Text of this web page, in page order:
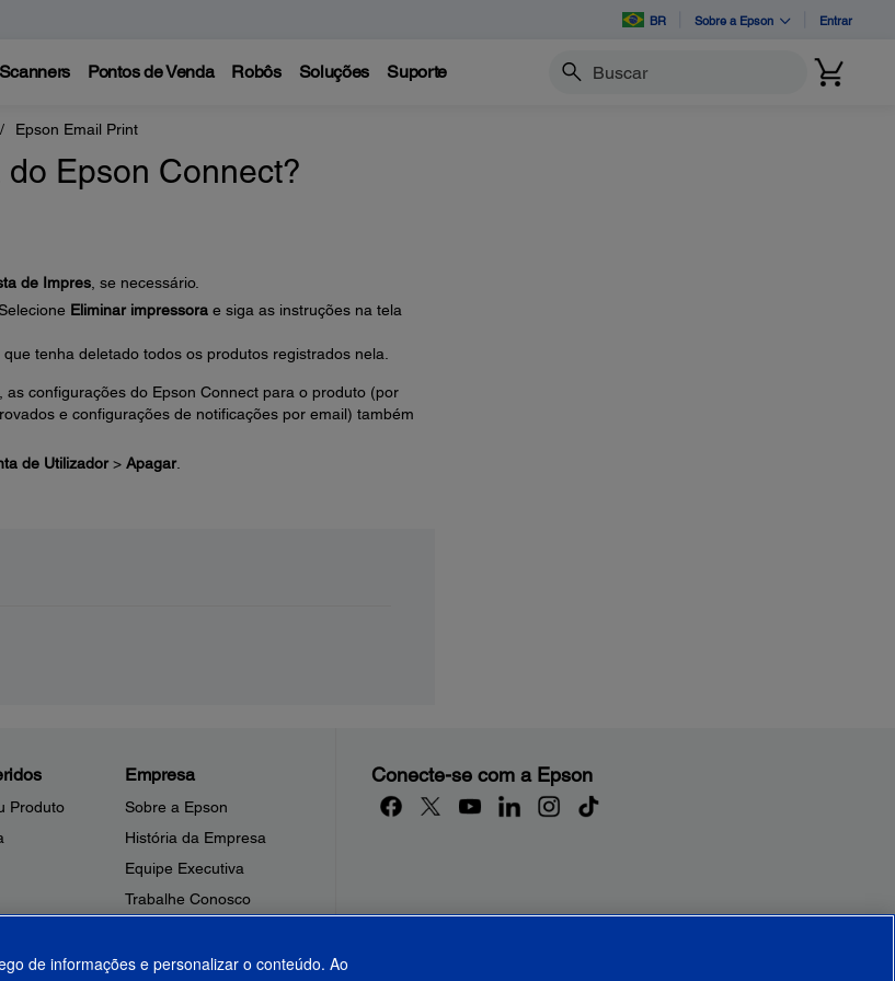
BR Sobre a Epson Entrar
Scanners Pontos de Venda Robôs Soluções Suporte Buscar
Epson Email Print
Epson Connect?
de Impres, se necessário.
Eliminar impressorae siga as instruções na tela
tenha deletado todos os produtos registrados nela.
configurações do Epson Connect para o produto (por
e configurações de notificações por email) também
de Utilizador> Apagar.
Produto
Empresa
Sobre a Epson
História da Empresa
Equipe Executiva
Trabalhe Conosco
Fale Conosco
Conecte-se com a Epson
de informações e personalizar o conteúdo. Ao